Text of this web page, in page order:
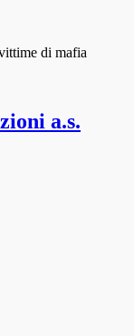
di mafia
a.s.